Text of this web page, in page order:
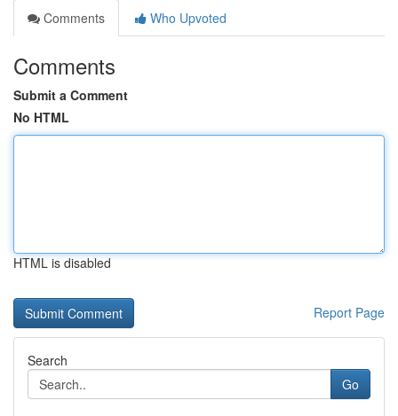
Comments
Who Upvoted
Comments
Submit a Comment
No HTML
HTML is disabled
Report Page
Search
Go